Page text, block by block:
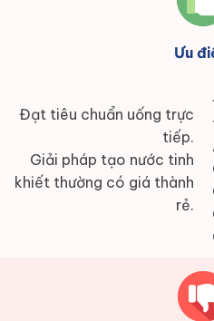
Đạt tiêu chuẩn uống trực
tiếp.
Giải pháp tạo nước tinh
khiết thường có giá thành
rẻ.
Ưu